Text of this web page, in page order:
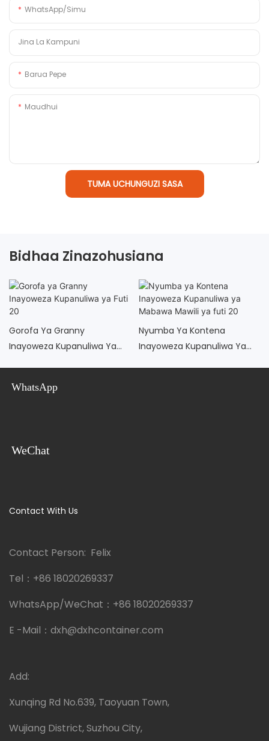
WhatsApp/Simu
Jina La Kampuni
Barua Pepe
Maudhui
TUMA UCHUNGUZI SASA
Bidhaa Zinazohusiana
Gorofa Ya Granny
Inayoweza Kupanuliwa Ya
Nyumba Ya Kontena
Inayoweza Kupanuliwa Ya
WhatsApp
WeChat
Contact With Us
Contact Person: Felix
Tel： +86 18020269337
WhatsApp/WeChat： +86 18020269337
E -Mail： dxh@dxhcontainer.com
Add:
Xunqing Rd No.639, Taoyuan Town,
Wujiang District, Suzhou City,